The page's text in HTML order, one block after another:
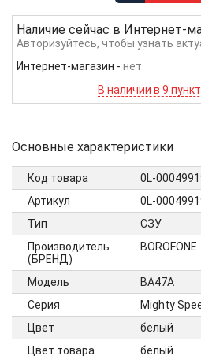
Наличие сейчас в Интернет-
Авторизуйтесь, чтобы узнать
Интернет-магазин - нет
В наличии в 9
Основные характеристики
Код товара
0L-
Артикул
0L-
Тип
СЗУ
Производитель
(БРЕНД)
BOROFONE
Модель
BA47A
Серия
Mighty
Цвет
белый
Цвет товара
белый